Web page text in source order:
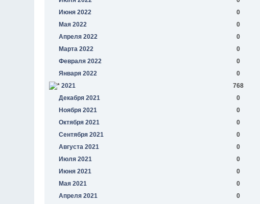
Июня 2022
0
Мая 2022
0
Апреля 2022
0
Марта 2022
0
Февраля 2022
0
Января 2022
0
2021
768
Декабря 2021
0
Ноября 2021
0
Октября 2021
0
Сентября 2021
0
Августа 2021
0
Июля 2021
0
Июня 2021
0
Мая 2021
0
Апреля 2021
0